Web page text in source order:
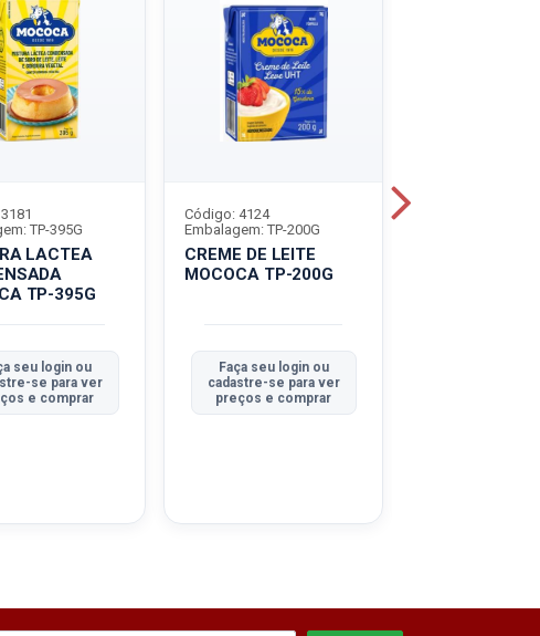
LACTEA
TP-395G
TP-395G
seu login ou
se para ver
e comprar
CREME DE LEITE
MOCOCA TP-200G
Código: 4124
Embalagem: TP-200G
Faça seu login ou
cadastre-se para ver
preços e comprar